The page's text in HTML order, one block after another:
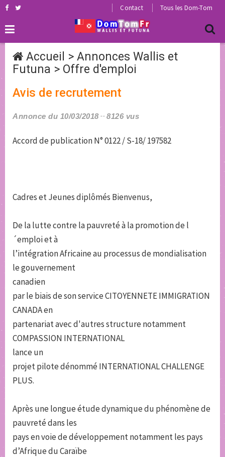
Contact Tous les Dom-Tom
Accueil > Annonces Wallis et
Futuna > Offre d'emploi
Avis de recrutement
Annonce du 10/03/2018 8126 vus
Accord de publication N° 0122 / S-18/ 197582
Cadres et Jeunes diplômés Bienvenus,
De la lutte contre la pauvreté à la promotion de l
´emploi et à
l’intégration Africaine au processus de mondialisation
le gouvernement
canadien
par le biais de son service CITOYENNETE IMMIGRATION
CANADA en
partenariat avec d'autres structure notamment
COMPASSION INTERNATIONAL
lance un
projet pilote dénommé INTERNATIONAL CHALLENGE
PLUS.
Après une longue étude dynamique du phénomène de
pauvreté dans les
pays en voie de développement notamment les pays
d’Afrique du Caraïbe